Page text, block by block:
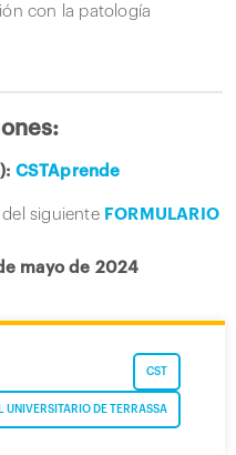
con la patología
CSTAprende
siguiente FORMULARIO
mayo de 2024
CST
UNIVERSITARIO DE TERRASSA